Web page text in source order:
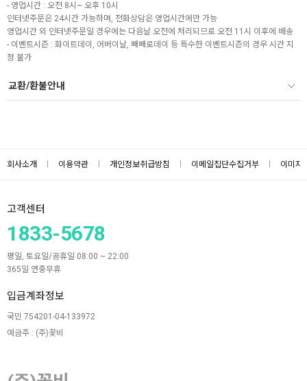
- 영업시간 : 오전 8시~ 오후 10시
인터넷주문은 24시간 가능하며, 전화상담은 영업시간에만 가능
영업시간 외 인터넷주문일 경우에는 다음날 오전에 처리되므로 오전 11시 이후에 배송
- 이벤트시즌 : 화이트데이, 어버이날, 빼빼로데이 등 특수한 이벤트시즌의 경우 시간 지
정 불가
교환/환불안내
회사소개 이용약관 개인정보취급방침 이메일집단수집거부 이미지
고객센터
1833-5678
평일, 토요일/공휴일 08:00 ~ 22:00
365일 연중무휴
입금계좌정보
국민 754201-04-133972
예금주 : (주)꽃비